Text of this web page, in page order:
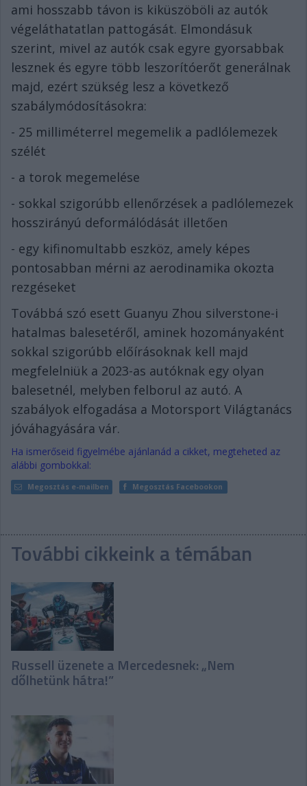
ami hosszabb távon is kiküszöböli az autók
végeláthatatlan pattogását. Elmondásuk
szerint, mivel az autók csak egyre gyorsabbak
lesznek és egyre több leszorítóerőt generálnak
majd, ezért szükség lesz a következő
szabálymódosításokra:
- 25 milliméterrel megemelik a padlólemezek
szélét
- a torok megemelése
- sokkal szigorúbb ellenőrzések a padlólemezek
hosszirányú deformálódását illetően
- egy kifinomultabb eszköz, amely képes
pontosabban mérni az aerodinamika okozta
rezgéseket
Továbbá szó esett Guanyu Zhou silverstone-i
hatalmas balesetéről, aminek hozományaként
sokkal szigorúbb előírásoknak kell majd
megfelelniük a 2023-as autóknak egy olyan
balesetnél, melyben felborul az autó. A
szabályok elfogadása a Motorsport Világtanács
jóváhagyására vár.
Ha ismerőseid figyelmébe ajánlanád a cikket, megteheted az
alábbi gombokkal:
Megosztás e-mailben Megosztás Facebookon
További cikkeink a témában
Russell üzenete a Mercedesnek: „Nem
dőlhetünk hátra!”